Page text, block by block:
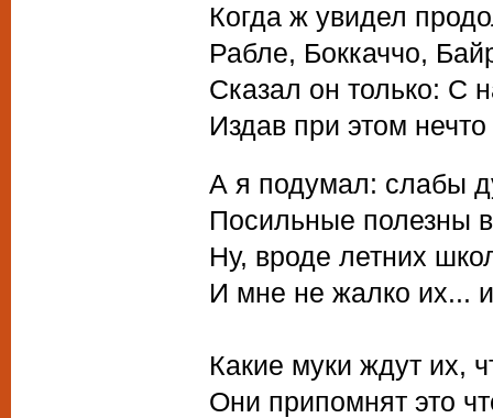
Когда ж увидел
Рабле, Боккаччо,
Сказал он только: С
Издав при этом
А я подумал: слабы
Посильные полезны
Ну, вроде летних
И мне не жалко их...
Какие муки ждут их,
Они припомнят это